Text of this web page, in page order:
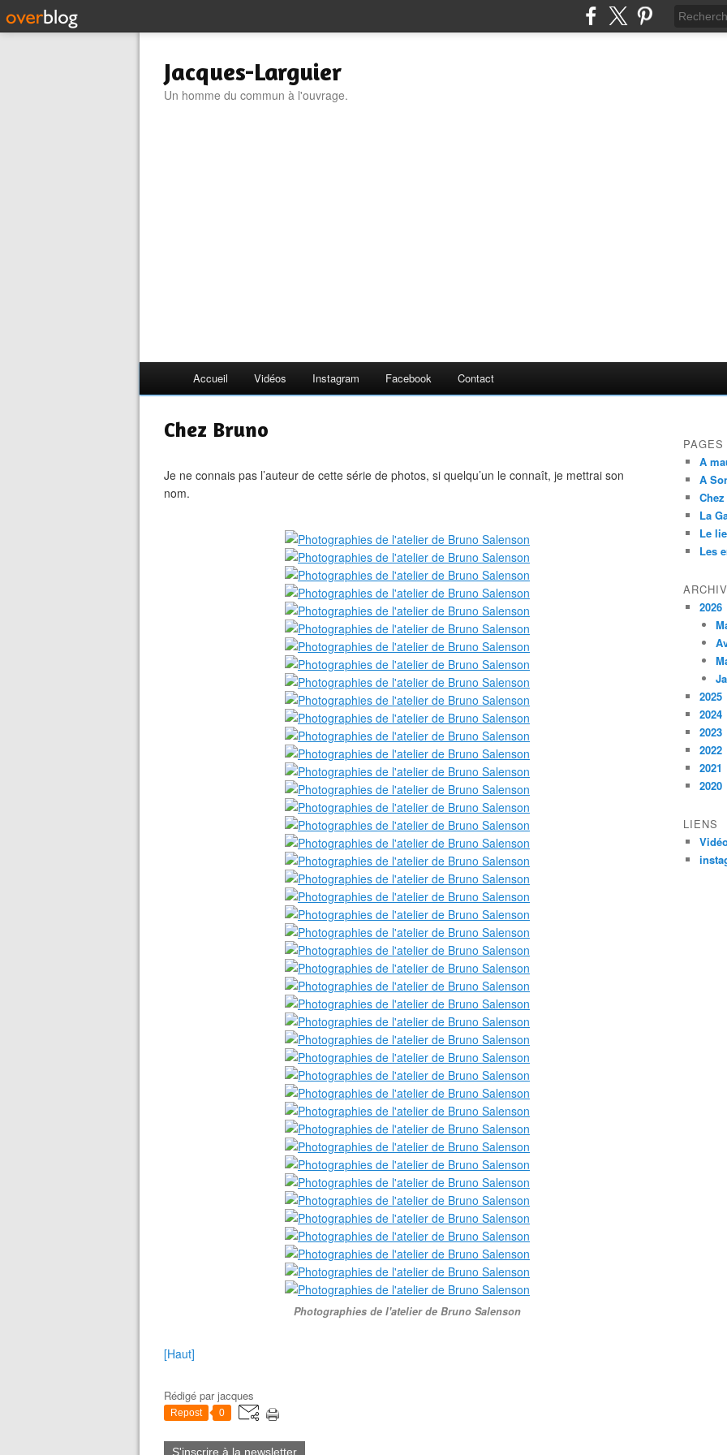
Jacques-Larguier
Un homme du commun à l'ouvrage.
Accueil Vidéos Instagram Facebook Contact
Chez Bruno
Je ne connais pas l’auteur de cette série de photos, si quelqu’un le connaît, je mettrai son
nom.
Photographies de l'atelier de Bruno Salenson
[Haut]
Rédigé parjacques
Repost 0
S'inscrire à la newsletter
PAGES
A
A
La
Le
Les
2026
2025
2024
2023
2022
2021
2020
LIENS